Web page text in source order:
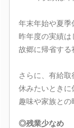
年末年始や夏季
昨年度の実績は
故郷に帰省する
さらに、有給取
休みたいときに
趣味や家族と
◎残業少なめ